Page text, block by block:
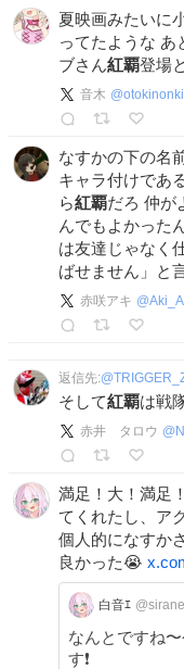
夏映画みたいに
ってたような あ
ブさん紅覇登場
音木 @otokinonki
なすかの下の名
キャラ付けであ
ら紅覇だろ 仲が
んでもよかった
は友達じゃなく
ばせません」と
赤咲アキ @
返信先:@
そして紅覇は戦
赤井 タロウ @
満足！大！満足
てくれたし、ア
個人的になすか
良かった😭
白音ｴ
なんとですね
す❗️